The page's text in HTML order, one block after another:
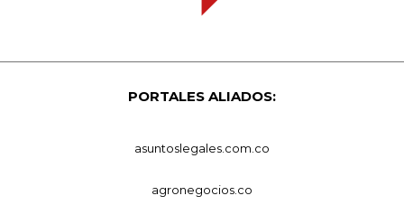
PORTALES ALIADOS:
asuntoslegales.com.co
agronegocios.co